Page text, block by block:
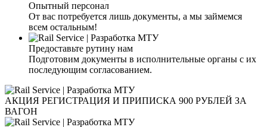
Опытный персонал
От вас потребуется лишь документы, а мы займемся
всем остальным!
Предоставьте рутину нам
Подготовим документы в исполнительные органы с их
последующим согласованием.
АКЦИЯ РЕГИСТРАЦИЯ И ПРИПИСКА 900 РУБЛЕЙ ЗА
ВАГОН